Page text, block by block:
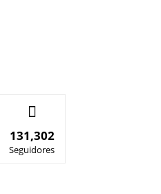
131,302
Seguidores